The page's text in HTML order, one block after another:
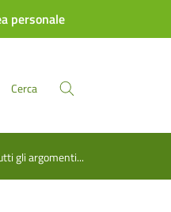
personale
Cerca
gli argomenti...